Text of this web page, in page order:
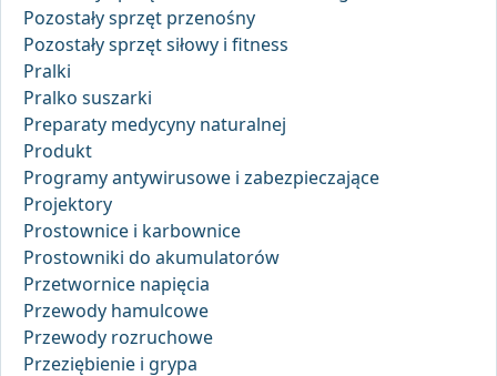
Pozostały sprzęt przenośny
Pozostały sprzęt siłowy i fitness
Pralki
Pralko suszarki
Preparaty medycyny naturalnej
Produkt
Programy antywirusowe i zabezpieczające
Projektory
Prostownice i karbownice
Prostowniki do akumulatorów
Przetwornice napięcia
Przewody hamulcowe
Przewody rozruchowe
Przeziębienie i grypa